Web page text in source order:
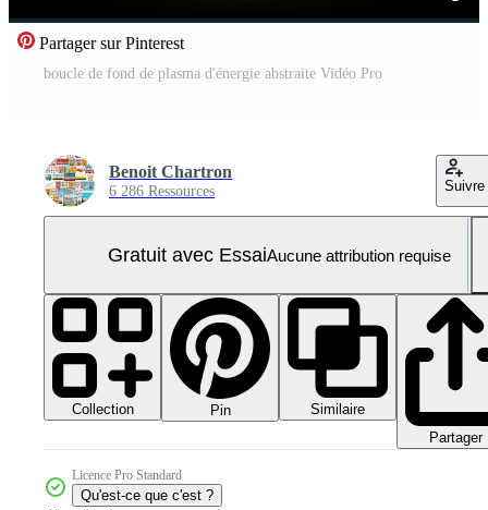
Partager sur Pinterest
boucle de fond de plasma d'énergie abstraite Vidéo Pro
Benoit Chartron
6 286 Ressources Suivre
Gratuit avec EssaiAucune attribution requise
Collection Pin
Similaire
Partager
Licence Pro Standard
Qu'est-ce que c'est ?